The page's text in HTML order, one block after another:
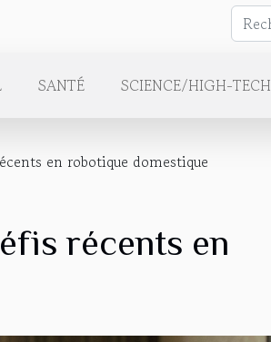
SANTÉ SCIENCE/HIGH-TECH
en robotique domestique
récents en